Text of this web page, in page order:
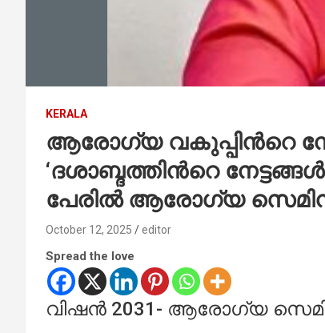
KERALA
ആരോഗ്യ വകുപ്പിന്‍റെ
‘ദശാബ്ദത്തിന്‍റെ
പേരില്‍ ആരോഗ്യ
October 12, 2025 editor
Spread the love
വിഷൻ 2031- ആരോഗ്യ